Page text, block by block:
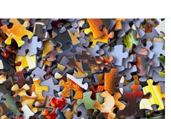
Yöntemleri Deneyimsel Öğrenme
Barış İnşası Sosyal